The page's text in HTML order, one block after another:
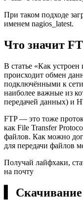
При таком подходе
именем nagios_latest.
Что значит
В статье «Как
происходит обмен
подключёнными к
наиболее важные из
передачей данных) и
FTP — это тоже
как File Transfer
файлов. Как можно
для передачи файлов
Получай лайфхаки,
на почту
▍